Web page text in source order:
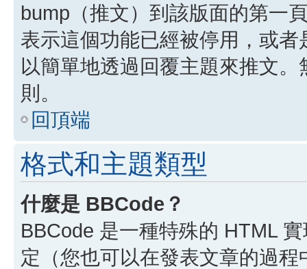
bump（推文）到該版面的第一
表示這個功能已經被停用，或
以簡單地透過回覆主題來推文
則。
回頂端
格式和主題類型
什麼是 BBCode？
BBCode 是一種特殊的 HTML
定（您也可以在發表文章的過